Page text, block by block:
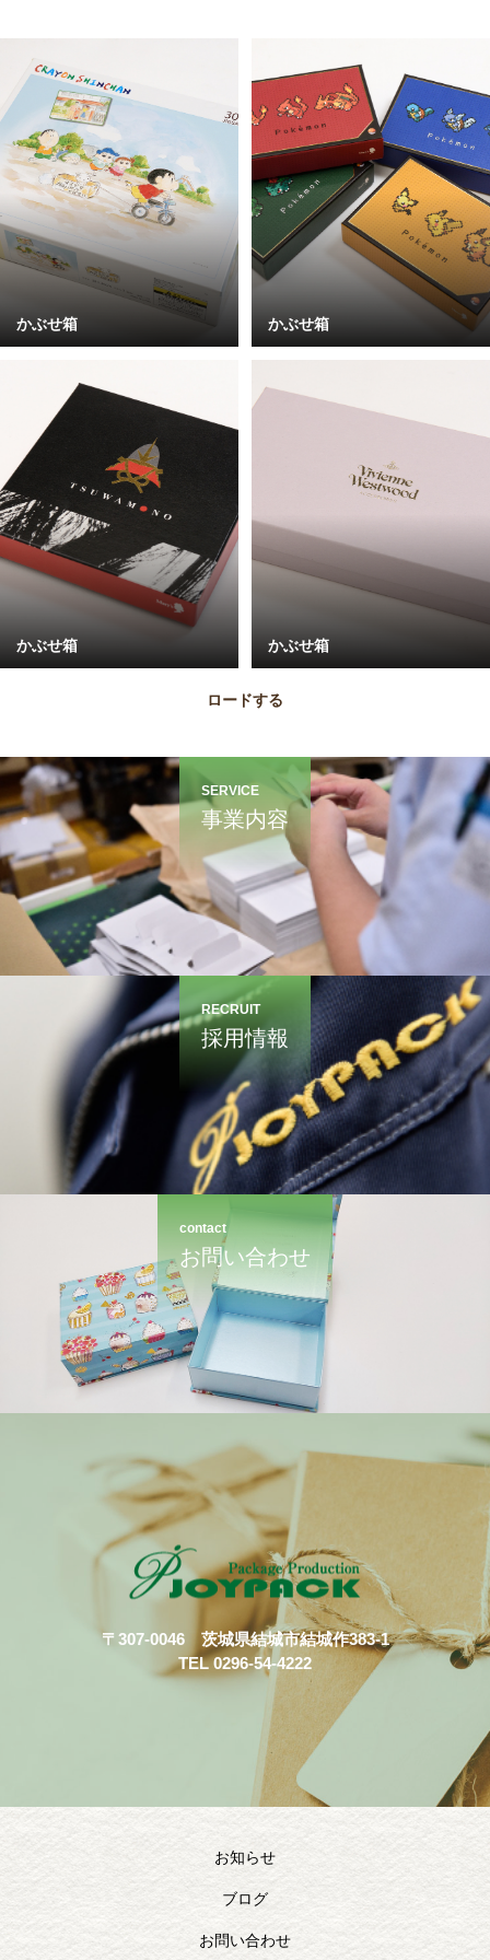
かぶせ箱 かぶせ箱
かぶせ箱 かぶせ箱
ロードする
SERVICE
事業内容
RECRUIT
採用情報
contact
お問い合わせ
〒307-0046 茨城県結城市結城作383-1
TEL 0296-54-4222
お知らせ
ブログ
お問い合わせ